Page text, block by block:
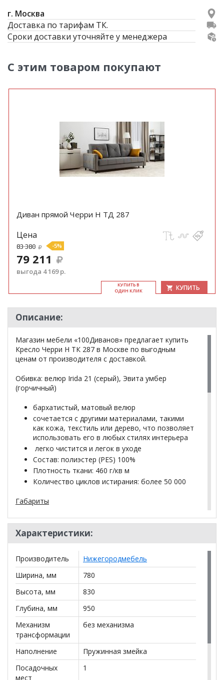
г. Москва
Доставка по тарифам ТК.
Сроки доставки уточняйте у менеджера
С этим товаром покупают
Диван прямой Черри Н ТД 287
Цена
83 380 -5%
79 211
выгода 4 169 р.
КУ­ПИТЬ В
ОДИН КЛИК
КУПИТЬ
Описание:
Магазин мебели «100Диванов» предлагает купить
Кресло Черри Н ТК 287 в Москве по выгодным
ценам от производителя с доставкой.
Обивка: велюр Irida 21 (серый), Эвита умбер
(горчичный)
бархатистый, матовый велюр
сочетается с другими материалами, такими
как кожа, текстиль или дерево, что позволяет
использовать его в любых стилях интерьера
легко чистится и легок в уходе
Состав: полиэстер (PES) 100%
Плотность ткани: 460 г/кв м
Количество циклов истирания: более 50 000
Габариты
глубина сиденья (мм): 530
высота спинки (мм): 500
высота подлокотника от сиденья (мм): 180
материал опор: лакированное дерево
цвет опор: черный
высота опор (мм): 120
Декор
Декоративные канты на вставке подлокотников.
Пуговицы в местах пересечения кантов на подушке
и вставке подлокотников. По торцам
Характеристики:
Производитель
Нижегородмебель
Ширина, мм
780
Высота, мм
830
Глубина, мм
950
Механизм
трансформации
без механизма
Наполнение
Пружинная змейка
Посадочных
мест
1